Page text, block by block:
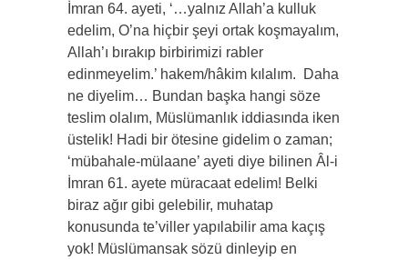
İmran 64. ayeti, ‘…yalnız Allah’a kulluk
edelim, O’na hiçbir şeyi ortak koşmayalım,
Allah’ı bırakıp birbirimizi rabler
edinmeyelim.’ hakem/hâkim kılalım.
Daha
ne diyelim… Bundan başka hangi söze
teslim olalım, Müslümanlık iddiasında iken
üstelik! Hadi bir ötesine gidelim o zaman;
‘mübahale-mülaane’ ayeti diye bilinen Âl-i
İmran 61. ayete müracaat edelim! Belki
biraz ağır gibi gelebilir, muhatap
konusunda te’viller yapılabilir ama kaçış
yok! Müslümansak sözü dinleyip en